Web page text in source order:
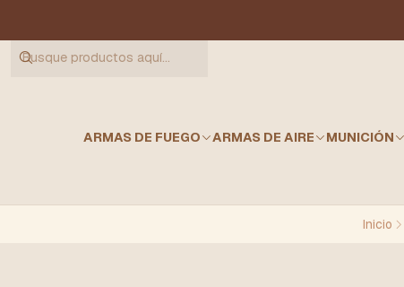
ARMAS DE FUEGO ARMAS DE AIRE MUNICIÓN
Inicio